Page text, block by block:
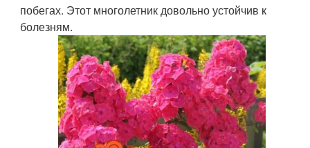
побегах. Этот многолетник довольно устойчив к
болезням.